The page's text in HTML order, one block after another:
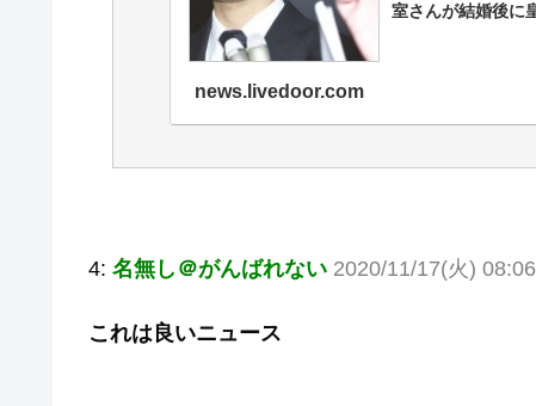
室さんが結婚後に
news.livedoor.com
4: 名無し＠がんばれない 2020/11/17(火)
これは良いニュース